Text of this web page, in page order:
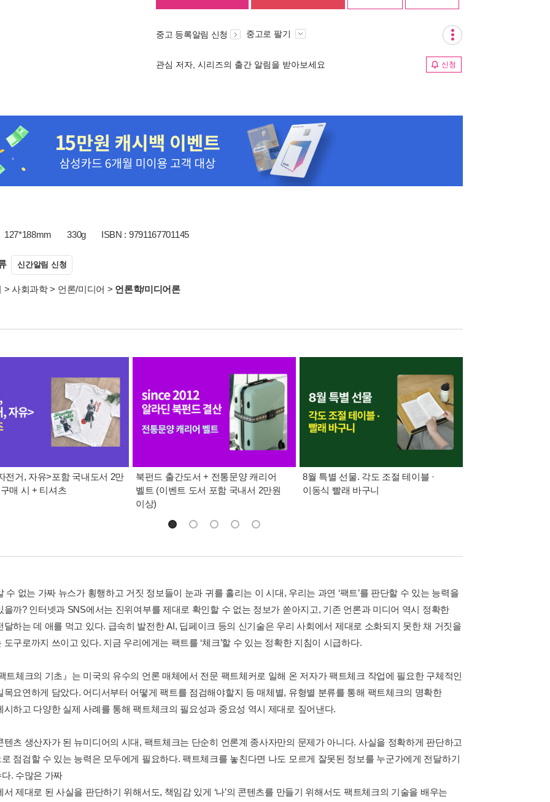
중고 등록알림 신청 중고로 팔기
관심 저자, 시리즈의 출간 알림을 받아보세요 신청
127*188mm 330g ISBN : 9791167701145
신간알림 신청
> 사회과학> 언론/미디어 > 언론학/미디어론
전거, 자유>포함 국내도서 2만
매 시 + 티셔츠
북펀드 출간도서 + 전통문양 캐리어
벨트 (이벤트 도서 포함 국내서 2만원
이상)
8월 특별 선물. 각도 조절 테이블 ·
이동식 빨래 바구니
수 없는 가짜 뉴스가 횡행하고 거짓 정보들이 눈과 귀를 홀리는 이 시대, 우리는 과연 ‘팩트’를 판단할 수 있는 능력을
을까? 인터넷과 SNS에서는 진위여부를 제대로 확인할 수 없는 정보가 쏟아지고, 기존 언론과 미디어 역시 정확한
달하는 데 애를 먹고 있다. 급속히 발전한 AI, 딥페이크 등의 신기술은 우리 사회에서 제대로 소화되지 못한 채 거짓을
도구로까지 쓰이고 있다. 지금 우리에게는 팩트를 ‘체크’할 수 있는 정확한 지침이 시급하다.
트체크의 기초』는 미국의 유수의 언론 매체에서 전문 팩트체커로 일해 온 저자가 팩트체크 작업에 필요한 구체적인
목요연하게 담았다. 어디서부터 어떻게 팩트를 점검해야할지 등 매체별, 유형별 분류를 통해 팩트체크의 명확한
시하고 다양한 실제 사례를 통해 팩트체크의 필요성과 중요성 역시 제대로 짚어낸다.
텐츠 생산자가 된 뉴미디어의 시대, 팩트체크는 단순히 언론계 종사자만의 문제가 아니다. 사실을 정확하게 판단하고
점검할 수 있는 능력은 모두에게 필요하다. 팩트체크를 놓친다면 나도 모르게 잘못된 정보를 누군가에게 전달하기
. 수많은 가짜
서 제대로 된 사실을 판단하기 위해서도, 책임감 있게 ‘나’의 콘텐츠를 만들기 위해서도 팩트체크의 기술을 배우는